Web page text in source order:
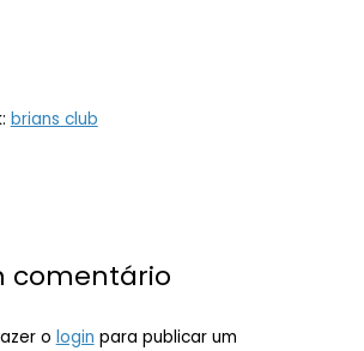
brians club
comentário
o login para publicar um